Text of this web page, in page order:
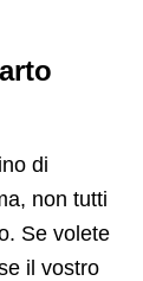
di
non tutti
Se volete
il vostro